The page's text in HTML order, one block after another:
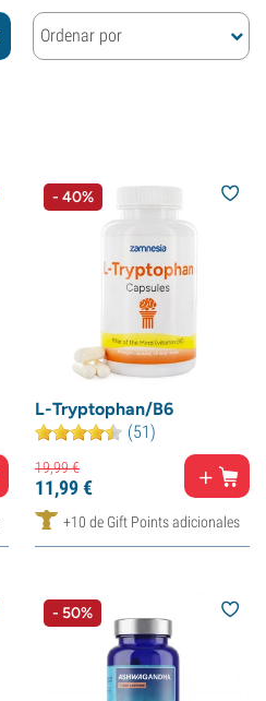
Ordenar por
- 40%
L-Tryptophan/B6
(51)
19,99€
11,99€
+10 de Gift Points adicionales
- 50%